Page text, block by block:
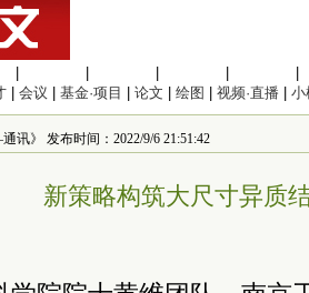
会议 基金·项目 论文 绘图 视频·直播 小
讯》 发布时间：2022/9/6 21:51:42
新策略构筑大尺寸异质